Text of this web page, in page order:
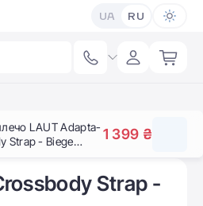
UA RU
LAUT Adapta-
Strap - Biege
1 399 ₴
Strap -